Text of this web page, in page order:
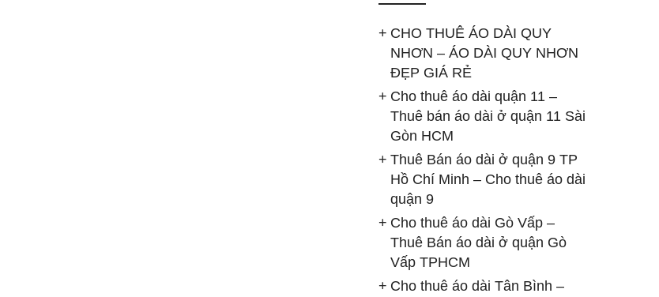
CHO THUÊ ÁO DÀI QUY
NHƠN – ÁO DÀI QUY NHƠN
ĐẸP GIÁ RẺ
Cho thuê áo dài quận 11 –
Thuê bán áo dài ở quận 11 Sài
Gòn HCM
Thuê Bán áo dài ở quận 9 TP
Hồ Chí Minh – Cho thuê áo dài
quận 9
Cho thuê áo dài Gò Vấp –
Thuê Bán áo dài ở quận Gò
Vấp TPHCM
Cho thuê áo dài Tân Bình –